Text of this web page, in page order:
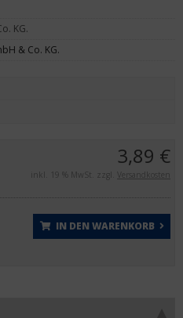
3,89 €
inkl. 19 % MwSt. zzgl. Versandkosten
IN DEN WARENKORB
KG.
& Co. KG.